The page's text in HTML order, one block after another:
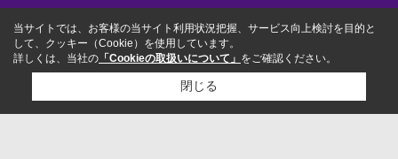
当サイトでは、お客様の当サイト利用状況把握、サービス向上検討を目的と
して、クッキー（Cookie）を使用しています。
詳しくは、当社の 「Cookieの取扱いについて」 をご確認ください。
閉じる